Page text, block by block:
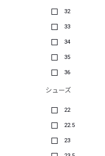
32
33
34
35
36
シューズ
22
22.5
23